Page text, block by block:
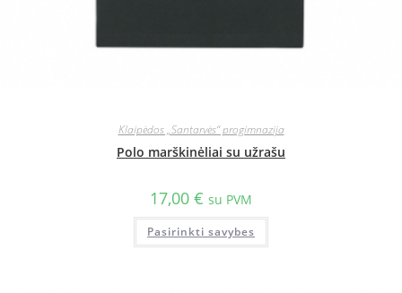
Klaipėdos „Santarvės“ progimnazija
Polo marškinėliai su užrašu
17,00 € su PVM
Pasirinkti savybes